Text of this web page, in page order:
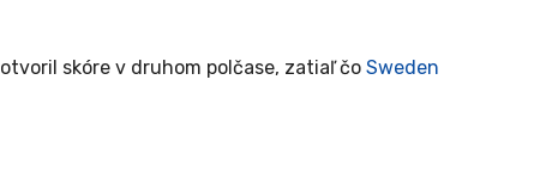
otvoril skóre v druhom polčase, zatiaľ čo Sweden